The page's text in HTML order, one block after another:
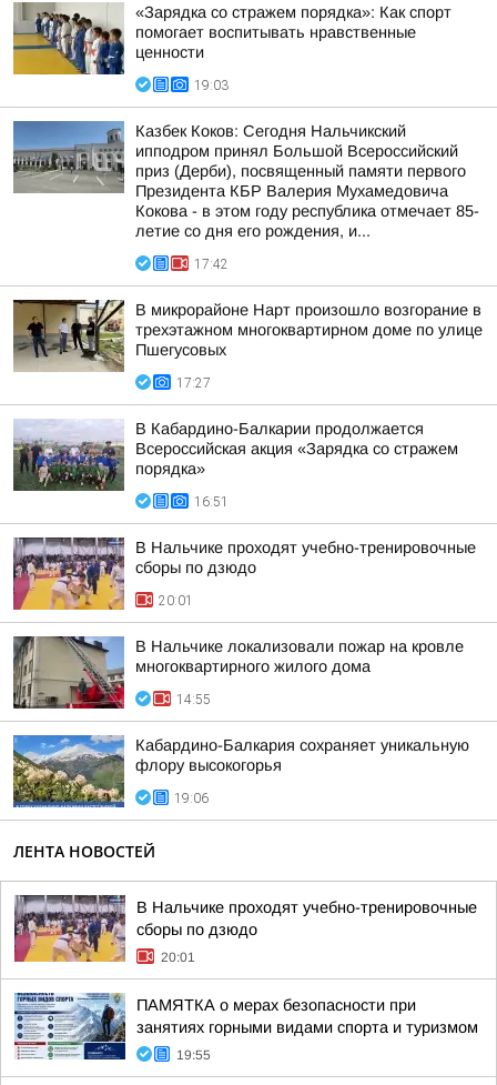
«Зарядка со стражем порядка»: Как спорт
помогает воспитывать нравственные
ценности
19:03
Казбек Коков: Сегодня Нальчикский
ипподром принял Большой Всероссийский
приз (Дерби), посвященный памяти первого
Президента КБР Валерия Мухамедовича
Кокова - в этом году республика отмечает 85-
летие со дня его рождения, и...
17:42
В микрорайоне Нарт произошло возгорание в
трехэтажном многоквартирном доме по улице
Пшегусовых
17:27
В Кабардино-Балкарии продолжается
Всероссийская акция «Зарядка со стражем
порядка»
16:51
В Нальчике проходят учебно-тренировочные
сборы по дзюдо
20:01
В Нальчике локализовали пожар на кровле
многоквартирного жилого дома
14:55
Кабардино-Балкария сохраняет уникальную
флору высокогорья
19:06
ЛЕНТА НОВОСТЕЙ
В Нальчике проходят учебно-тренировочные
сборы по дзюдо
20:01
ПАМЯТКА о мерах безопасности при
занятиях горными видами спорта и туризмом
19:55